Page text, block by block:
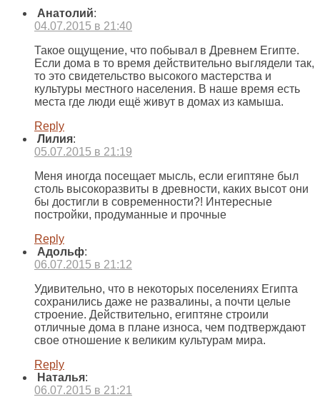
Анатолий:
04.07.2015 в 21:40
Такое ощущение, что побывал в Древнем Египте.
Если дома в то время действительно выглядели так,
то это свидетельство высокого мастерства и
культуры местного населения. В наше время есть
места где люди ещё живут в домах из камыша.
Reply
Лилия:
05.07.2015 в 21:19
Меня иногда посещает мысль, если египтяне был
столь высокоразвиты в древности, каких высот они
бы достигли в современности?! Интересные
постройки, продуманные и прочные
Reply
Адольф:
06.07.2015 в 21:12
Удивительно, что в некоторых поселениях Египта
сохранились даже не развалины, а почти целые
строение. Действительно, египтяне строили
отличные дома в плане износа, чем подтверждают
свое отношение к великим культурам мира.
Reply
Наталья:
06.07.2015 в 21:21